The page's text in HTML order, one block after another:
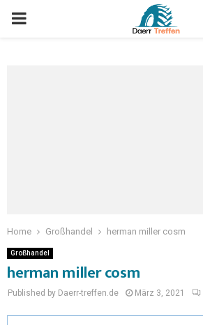
Home Großhandel herman miller cosm
Großhandel
herman miller cosm
Published by Daerr-treffen.de März 3, 2021